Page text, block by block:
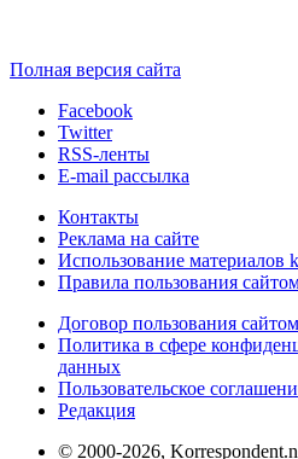
Полная версия сайта
Facebook
Twitter
RSS-ленты
E-mail рассылка
Контакты
Реклама на сайте
Использование материалов
Правила пользования
Договор пользования сайтом
Политика в сфере
данных
Пользовательское
Редакция
© 2000-2026,